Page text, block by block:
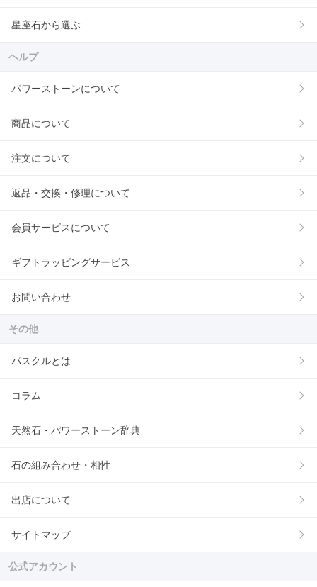
星座石から選ぶ
ヘルプ
パワーストーンについて
商品について
注文について
返品・交換・修理について
会員サービスについて
ギフトラッピングサービス
お問い合わせ
その他
パスクルとは
コラム
天然石・パワーストーン辞典
石の組み合わせ・相性
出店について
サイトマップ
公式アカウント